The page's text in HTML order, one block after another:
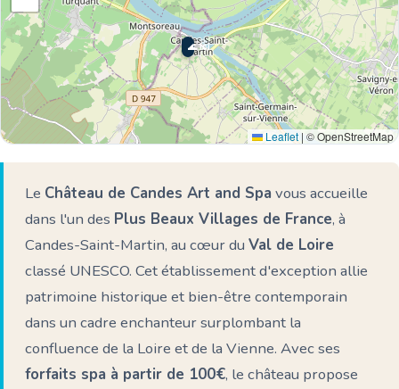
🌊 Ici
Leaflet | © OpenStreetMap
Le Château de Candes Art and Spa vous accueille
dans l'un des Plus Beaux Villages de France, à
Candes-Saint-Martin, au cœur du Val de Loire
classé UNESCO. Cet établissement d'exception allie
patrimoine historique et bien-être contemporain
dans un cadre enchanteur surplombant la
confluence de la Loire et de la Vienne. Avec ses
forfaits spa à partir de 100€, le château propose